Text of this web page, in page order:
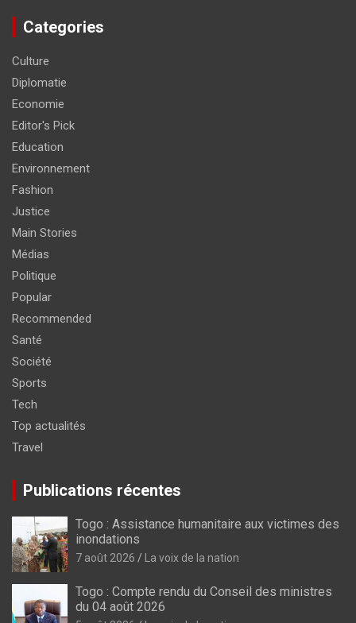
Categories
Culture
Diplomatie
Economie
Editor's Pick
Education
Environnement
Fashion
Justice
Main Stories
Médias
Politique
Popular
Recommended
Santé
Société
Sports
Tech
Top actualités
Travel
Publications récentes
Togo : Assistance humanitaire aux victimes des
inondations
7 août 2026 La voix de la nation
Togo : Compte rendu du Conseil des ministres
du 04 août 2026